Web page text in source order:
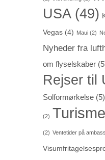
USA(49)
Vegas(4) Maui(2)
Nyheder fra
om flyselskaber
Rejser til
Solformørkelse(5)
(2) Turisme
(2) Ventetider på